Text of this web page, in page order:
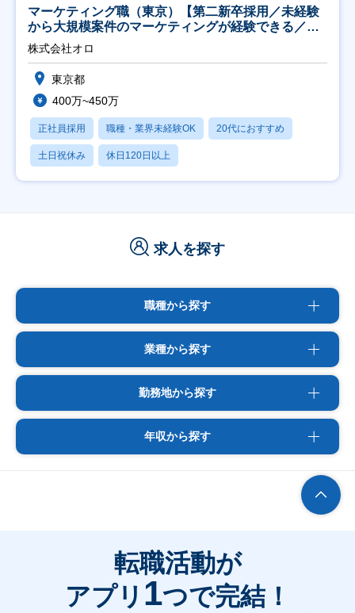
マーケティング職（東京）【第二新卒採用／未経験
から大規模案件のマーケティングが経験できる／研
修充実】
株式会社オロ
東京都
400万~450万
正社員採用 職種・業界未経験OK 20代におすすめ
土日祝休み 休日120日以上
求人を探す
職種から探す
業種から探す
勤務地から探す
年収から探す
転職活動が
アプリ 1つで完結！